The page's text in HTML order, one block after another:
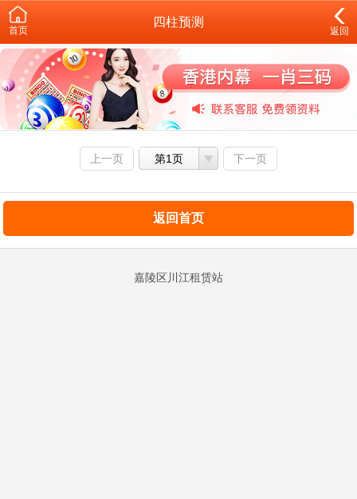
首页
四柱预测
返回
上一页 第1页 下一页
返回首页
嘉陵区川江租赁站